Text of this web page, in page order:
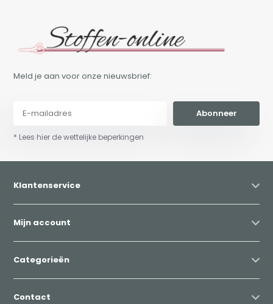
Meld je aan voor onze nieuwsbrief:
Abonneer
* Lees hier de wettelijke beperkingen
Klantenservice
Mijn account
Categorieën
Contact